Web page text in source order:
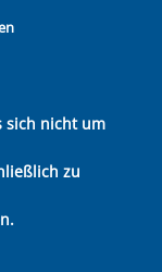
sich nicht um
zu